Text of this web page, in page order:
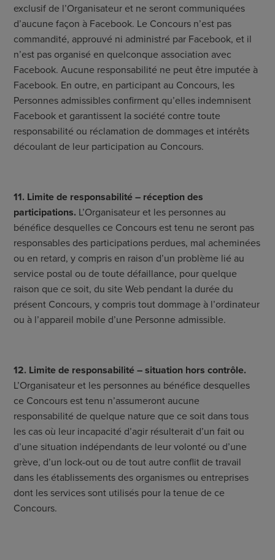
exclusif de l’Organisateur et ne seront communiquées
d’aucune façon à Facebook. Le Concours n’est pas
commandité, approuvé ni administré par Facebook, et il
n’est pas organisé en quelconque association avec
Facebook. Aucune responsabilité ne peut être imputée à
Facebook. En outre, en participant au Concours, les
Personnes admissibles confirment qu’elles indemnisent
Facebook et garantissent la société contre toute
responsabilité ou réclamation de dommages et intérêts
découlant de leur participation au Concours.
11. Limite de responsabilité – réception des
participations. L’Organisateur et les personnes au
bénéfice desquelles ce Concours est tenu ne seront pas
responsables des participations perdues, mal acheminées
ou en retard, y compris en raison d’un problème lié au
service postal ou de toute défaillance, pour quelque
raison que ce soit, du site Web pendant la durée du
présent Concours, y compris tout dommage à l’ordinateur
ou à l’appareil mobile d’une Personne admissible.
12. Limite de responsabilité – situation hors contrôle.
L’Organisateur et les personnes au bénéfice desquelles
ce Concours est tenu n’assumeront aucune
responsabilité de quelque nature que ce soit dans tous
les cas où leur incapacité d’agir résulterait d’un fait ou
d’une situation indépendants de leur volonté ou d’une
grève, d’un lock-out ou de tout autre conflit de travail
dans les établissements des organismes ou entreprises
dont les services sont utilisés pour la tenue de ce
Concours.